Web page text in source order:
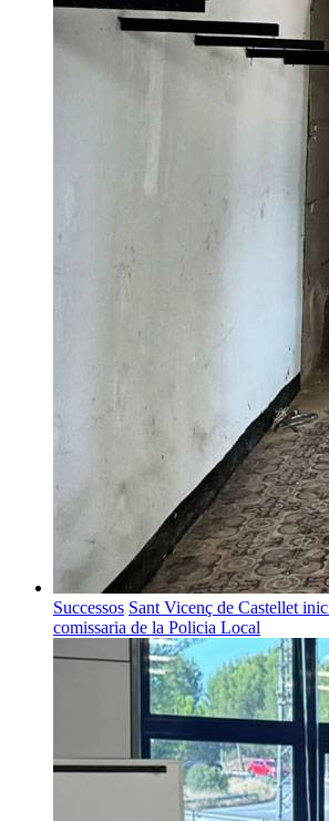
Successos Sant Vicenç de Castellet
comissaria de la Policia Local